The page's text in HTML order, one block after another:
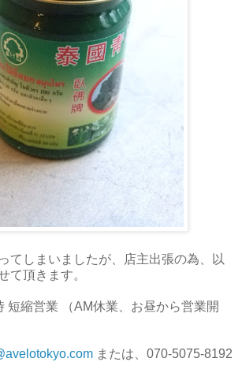
てしまいましたが、店主出張の為、以
て頂きます。
短縮営業 （AM休業、お昼から営業開
または、070-5075-8192